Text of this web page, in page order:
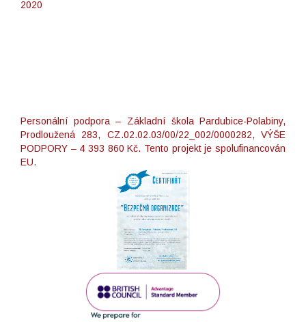
2020
Personální podpora – Základní škola Pardubice-Polabiny,
Prodloužená 283, CZ.02.02.03/00/22_002/0000282, VÝŠE
PODPORY – 4 393 860 Kč. Tento projekt je spolufinancován
EU.